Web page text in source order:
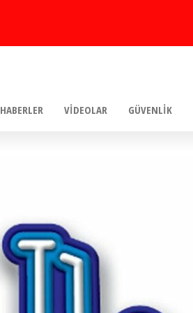
HABERLER VIDEOLAR GÜVENLIK